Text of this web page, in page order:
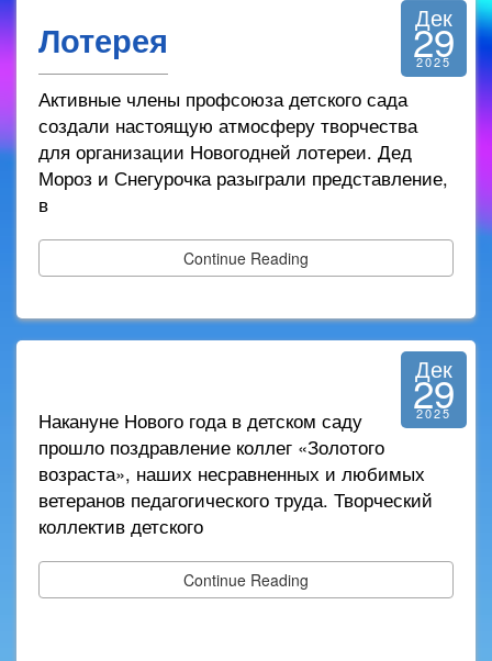
Лотерея Дек
29
2025
Активные члены профсоюза детского сада
создали настоящую атмосферу творчества
для организации Новогодней лотереи. Дед
Мороз и Снегурочка разыграли представление,
в
Continue Reading
Дек
29
2025
Накануне Нового года в детском саду
прошло поздравление коллег «Золотого
возраста», наших несравненных и любимых
ветеранов педагогического труда. Творческий
коллектив детского
Continue Reading